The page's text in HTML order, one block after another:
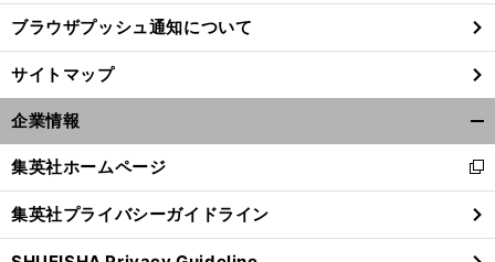
ブラウザプッシュ通知について
サイトマップ
企業情報
閉
る
集英社ホームページ
新
し
い
ウ
集英社プライバシーガイドライン